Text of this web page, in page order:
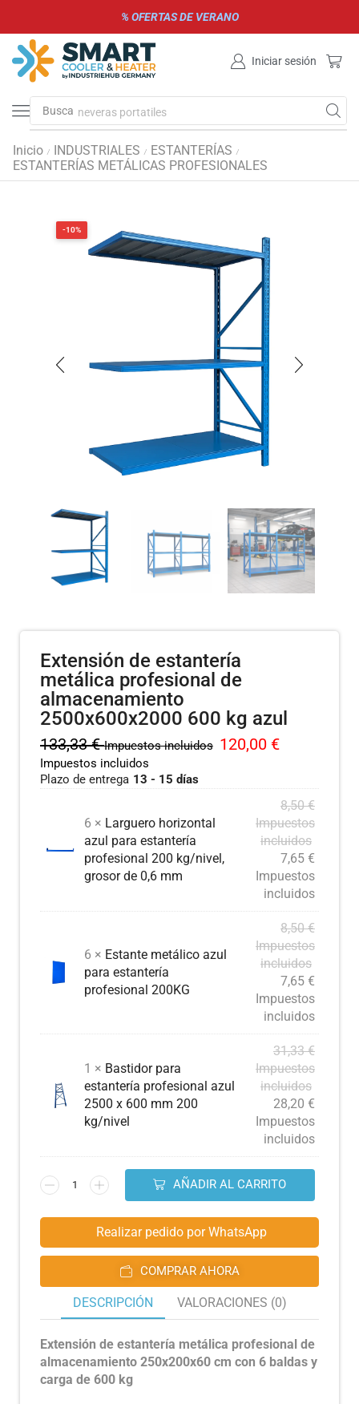
% OFERTAS DE VERANO
Iniciar sesión
Busca neveras portatiles
Inicio / INDUSTRIALES / ESTANTERÍAS /
ESTANTERÍAS METÁLICAS PROFESIONALES
-10%
Extensión de estantería
metálica profesional de
almacenamiento
2500x600x2000 600 kg azul
133,33€ Impuestos incluidos 120,00 €
Impuestos incluidos
Plazo de entrega 13 - 15 días
6 × Larguero horizontal
azul para estantería
profesional 200 kg/nivel,
grosor de 0,6 mm
8,50€
Impuestos
incluidos
7,65 €
Impuestos
incluidos
6 × Estante metálico azul
para estantería
profesional 200KG
8,50€
Impuestos
incluidos
7,65 €
Impuestos
incluidos
1 × Bastidor para
estantería profesional azul
2500 x 600 mm 200
kg/nivel
31,33€
Impuestos
incluidos
28,20 €
Impuestos
incluidos
AÑADIR AL CARRITO
Realizar pedido por WhatsApp
COMPRAR AHORA
DESCRIPCIÓN VALORACIONES (0)
Extensión de estantería metálica profesional de
almacenamiento 250x200x60 cm con 6 baldas y
carga de 600 kg